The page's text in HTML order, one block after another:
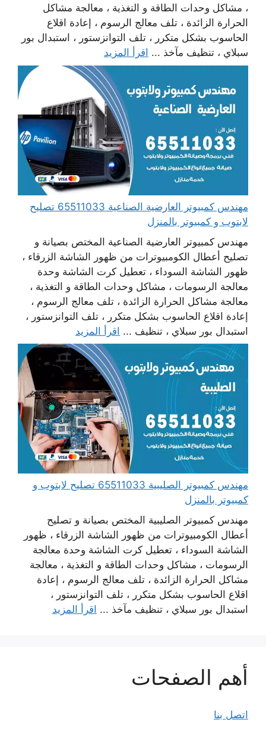
، مشاكل وحدات الطاقة و التغذية ، معالجة مشاكل
الحرارة الزائدة ، تلف معالج الرسوم ، إعادة اقلاع
الحاسوب بشكل متكرر ، تلف التوانزستور ، استبدال بور
سبلاي ، تنظيف مآخذ ... اقرأ المزيد
مهندس كمبيوتر العارضية الصناعية 65511033 تصليح
لابتوب و كمبيوتر بالمنزل
مهندس كمبيوتر العارضية الصناعية المختص بصيانة و
تصليح أعطال الكومبيوترات من ظهور الشاشة الزرقاء ،
ظهور الشاشة السوداء ، تعطيل كرت الشاشة وحدة
معالجة الرسومات ، مشاكل وحدات الطاقة و التغذية ،
معالجة مشاكل الحرارة الزائدة ، تلف معالج الرسوم ،
إعادة اقلاع الحاسوب بشكل متكرر ، تلف التوانزستور ،
استبدال بور سبلاي ، تنظيف ... اقرأ المزيد
مهندس كمبيوتر الصليبية 65511033 تصليح لابتوب و
كمبيوتر بالمنزل
مهندس كمبيوتر الصليبية المختص بصيانة و تصليح
أعطال الكومبيوترات من ظهور الشاشة الزرقاء ، ظهور
الشاشة السوداء ، تعطيل كرت الشاشة وحدة معالجة
الرسومات ، مشاكل وحدات الطاقة و التغذية ، معالجة
مشاكل الحرارة الزائدة ، تلف معالج الرسوم ، إعادة
اقلاع الحاسوب بشكل متكرر ، تلف التوانزستور ،
استبدال بور سبلاي ، تنظيف مآخذ ... اقرأ المزيد
أهم الصفحات
اتصل بنا